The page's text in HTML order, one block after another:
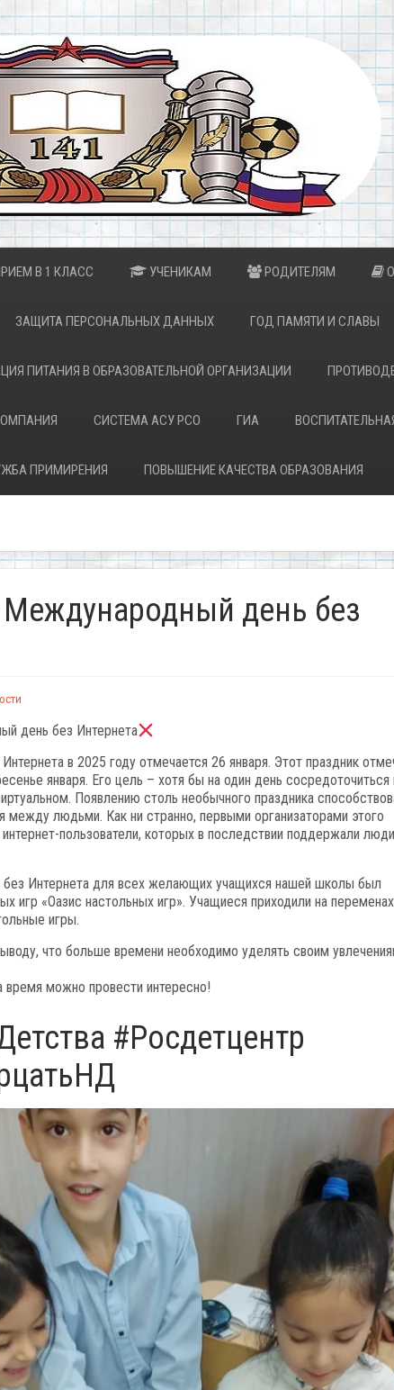
В 1 КЛАСС УЧЕНИКАМ РОДИТЕЛЯМ
ЗАЩИТА ПЕРСОНАЛЬНЫХ ДАННЫХ ГОД ПАМЯТИ И СЛАВЫ
ПИТАНИЯ В ОБРАЗОВАТЕЛЬНОЙ ОРГАНИЗАЦИИ
СИСТЕМА АСУ РСО ГИА
ПРИМИРЕНИЯ ПОВЫШЕНИЕ КАЧЕСТВА ОБРАЗОВАНИЯ
день без
день без Интернета
в 2025 году отмечается 26 января. Этот праздник
января. Его цель – хотя бы на один день сосредоточиться
Появлению столь необычного праздника
между людьми. Как ни странно, первыми организаторами этого
пользователи, которых в последствии поддержали
Интернета для всех желающих учащихся нашей школы был
игр «Оазис настольных игр». Учащиеся приходили на
игры.
что больше времени необходимо уделять своим
время можно провести интересно!
#Росдетцентр